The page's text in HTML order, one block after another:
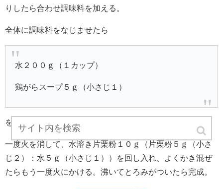
りしたら合わせ調味料を加える。
全体に調味料をなじませたら
水２００ｇ（１カップ）
鶏がらスープ５ｇ（小さじ１）
を加え、２分ほど軽く煮る。
一度火を消して、水溶き片栗粉１０ｇ（片栗粉５ｇ（小さ
じ２）：水５ｇ（小さじ１））を回し入れ、よくかき混ぜ
たらもう一度火にかける。沸いてとろみがついたら完成。